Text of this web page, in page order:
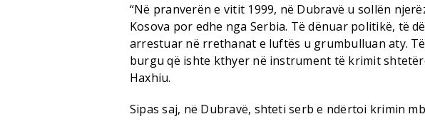
“Në pranverën e vitit 1999, në Dubravë u sollën
Kosova por edhe nga Serbia. Të dënuar politikë, të
arrestuar në rrethanat e luftës u grumbulluan aty.
burgu që ishte kthyer në instrument të krimit
Haxhiu.
Sipas saj, në Dubravë, shteti serb e ndërtoi krimin